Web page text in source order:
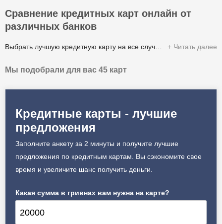
Сравнение кредитных карт онлайн от
различных банков
Мы провели исследования кредитных карточек от банков Украины и выделили основные параметры:
✔️ Кредитный лимит 25 000 - 500 000 грн.
✔️ Процентная ставка 33 - 55% годовых
✔️ Льготный период 30 - 65 дней
Читать далее
Мы подобрали для вас 45 карт
Кредитные карты - лучшие
предложения
Заполните анкету за 2 минуты и получите лучшие
предложения по кредитным картам. Вы сэкономите свое
время и увеличите шанс получить деньги.
Какая сумма в гривнах вам нужна на карте?